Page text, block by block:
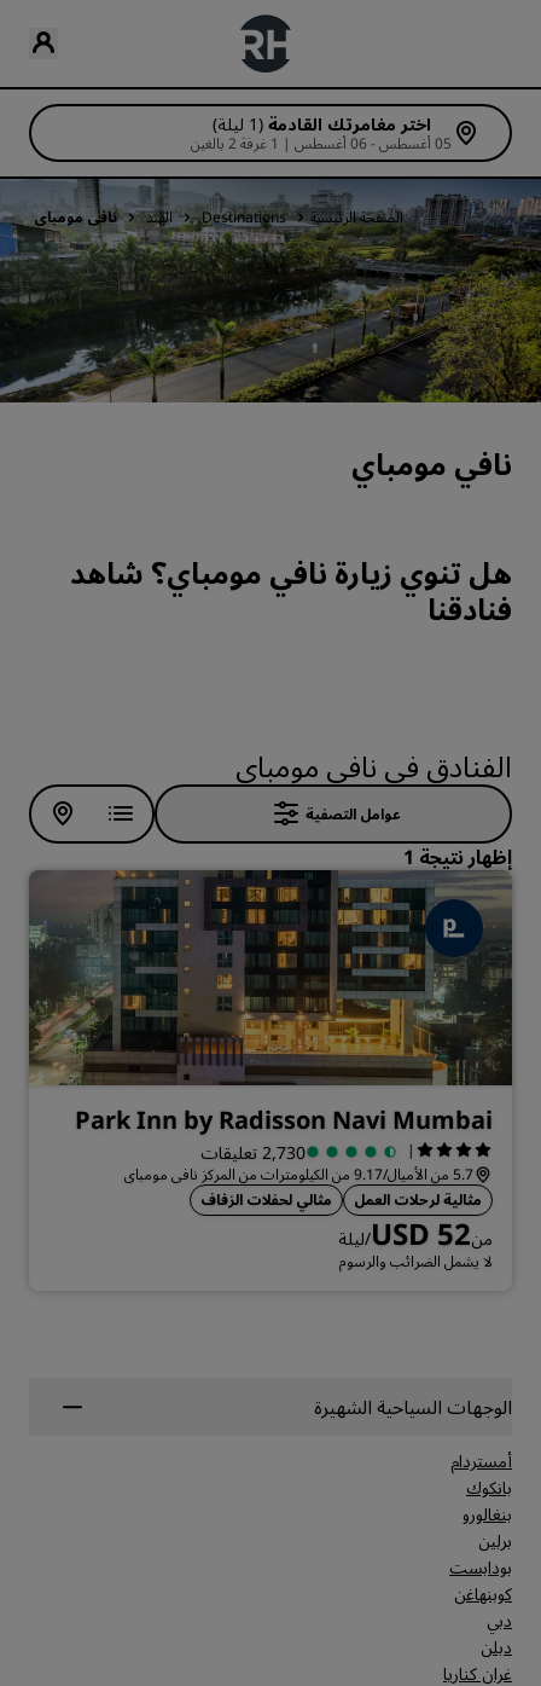
اختر مغامرتك القادمة (1 ليلة)
05 أغسطس - 06 أغسطس | 1 غرفة 2 بالغين
الصفحة الرئيسية Destinations الهند نافي مومباي
نافي مومباي
هل تنوي زيارة نافي مومباي؟ شاهد
فنادقنا
الفنادق في نافي مومباي
عوامل التصفية
إظهار نتيجة 1
Park Inn by Radisson Navi Mumbai
| 2,730 تعليقات
5.7 من الأميال/9.17 من الكيلومترات من المركز نافي مومباي
مثالية لرحلات العمل
مثالي لحفلات الزفاف
منUSD 52/ليلة
لا يشمل الضرائب والرسوم
الوجهات السياحية الشهيرة
أمستردام
بانكوك
بنغالورو
برلين
بودابست
كوبنهاغن
دبي
دبلن
غران كناريا